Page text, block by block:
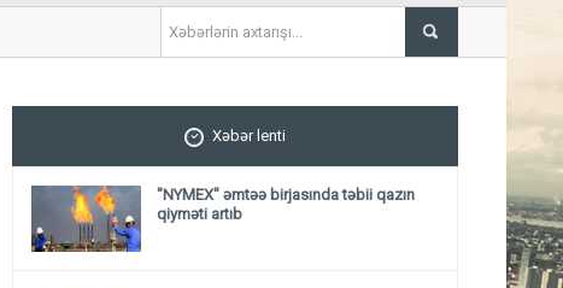
NYT: ABŞ Kubanın
Xəbər lenti
"NYMEX" əmtəə birjasında təbii qazın
qiyməti artıb